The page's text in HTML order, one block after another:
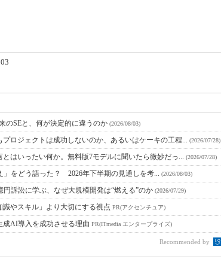
のSEと、何が決定的に違うのか (2026/08/03)
ロジェクトは成功しないのか、あるいはケーキの工程... (2026/07/28)
はいったい何か。無料版7モデルに聞いたら微妙だっ... (2026/07/28)
」をどう語った？ 2026年下半期の見通しを考... (2026/08/03)
円訴訟に学ぶ、なぜ大規模開発は“燃える”のか (2026/07/29)
やスキル」より大切にする視点 PR(アクセンチュア)
AI導入を成功させる理由 PR(ITmedia エンタープライズ)
Recommended by